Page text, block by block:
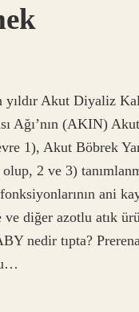
yıldır Akut Diyaliz
Ağı’nın (AKIN)
1), Akut Böbrek
2 ve 3)
ani
diğer azotlu atık
nedir tıpta?